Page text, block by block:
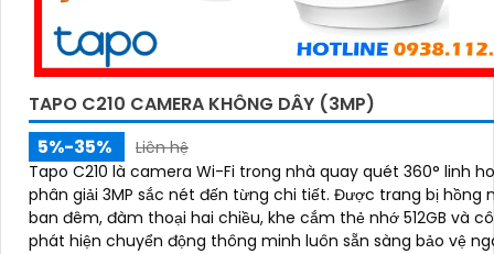
TAPO C210 CAMERA KHÔNG DÂY (3MP)
5%-35%
Liên hệ
Tapo C210 là camera Wi-Fi trong nhà quay quét 360° linh
phân giải 3MP sắc nét đến từng chi tiết. Được trang bị hồng ngoại
ban đêm, đàm thoại hai chiều, khe cắm thẻ nhớ 512GB và
phát hiện chuyển động thông minh luôn sẵn sàng bảo vệ